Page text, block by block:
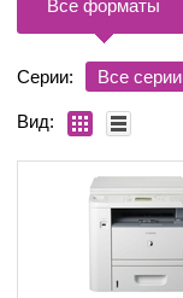
Все форматы
Серии: Все серии
Вид: